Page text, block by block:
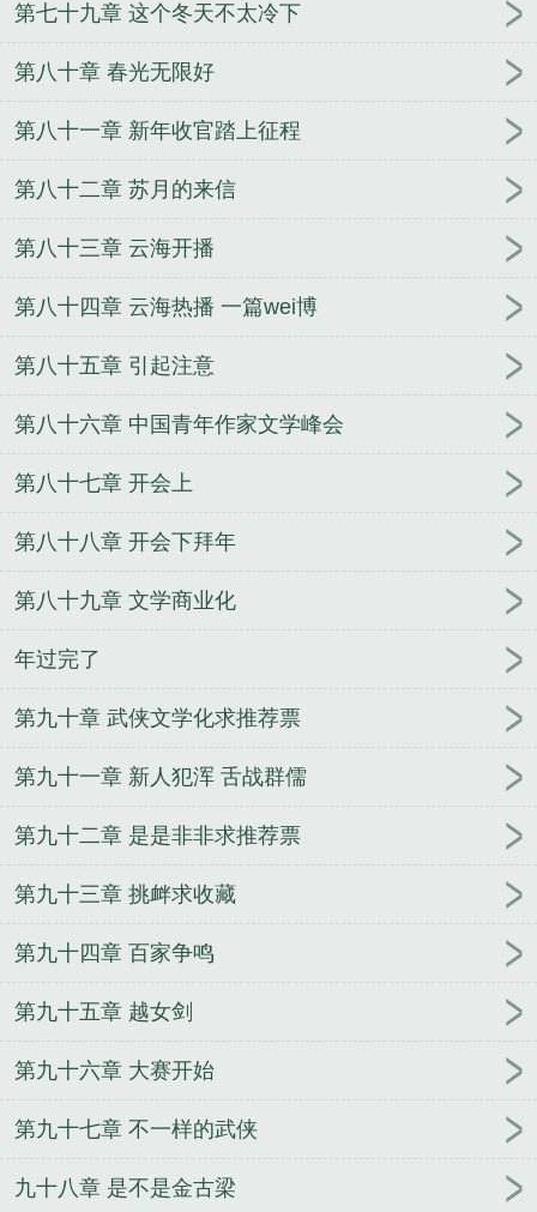
第七十九章 这个冬天不太冷下
第八十章 春光无限好
第八十一章 新年收官踏上征程
第八十二章 苏月的来信
第八十三章 云海开播
第八十四章 云海热播 一篇wei博
第八十五章 引起注意
第八十六章 中国青年作家文学峰会
第八十七章 开会上
第八十八章 开会下拜年
第八十九章 文学商业化
年过完了
第九十章 武侠文学化求推荐票
第九十一章 新人犯浑 舌战群儒
第九十二章 是是非非求推荐票
第九十三章 挑衅求收藏
第九十四章 百家争鸣
第九十五章 越女剑
第九十六章 大赛开始
第九十七章 不一样的武侠
九十八章 是不是金古梁